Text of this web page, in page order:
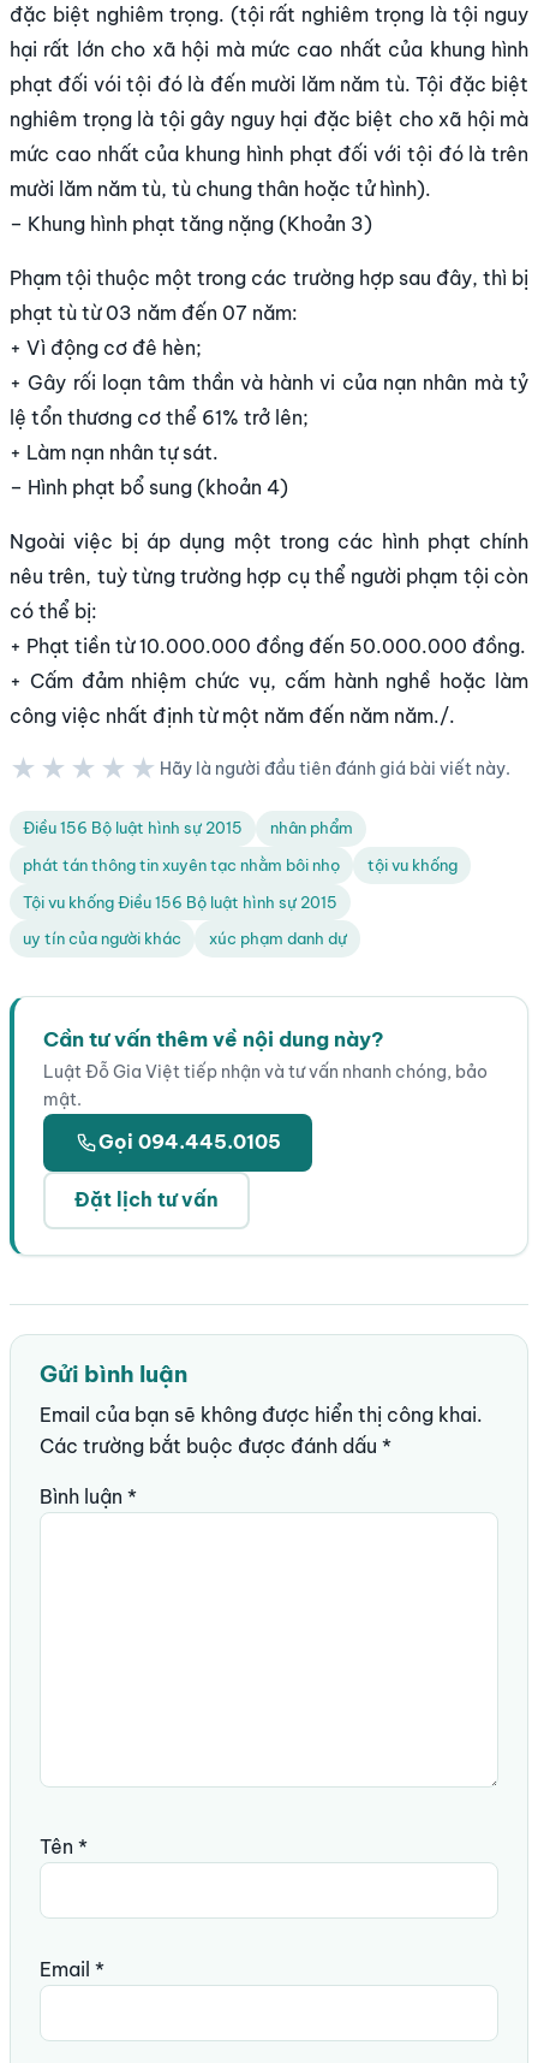
đặc biệt nghiêm trọng. (tội rất nghiêm trọng là tội nguy
hại rất lớn cho xã hội mà mức cao nhất của khung hình
phạt đối vói tội đó là đến mười lăm năm tù. Tội đặc biệt
nghiêm trọng là tội gây nguy hại đặc biệt cho xã hội mà
mức cao nhất của khung hình phạt đối với tội đó là trên
mười lăm năm tù, tù chung thân hoặc tử hình).
– Khung hình phạt tăng nặng (Khoản 3)
Phạm tội thuộc một trong các trường hợp sau đây, thì bị
phạt tù từ 03 năm đến 07 năm:
+ Vì động cơ đê hèn;
+ Gây rối loạn tâm thần và hành vi của nạn nhân mà tỷ
lệ tổn thương cơ thể 61% trở lên;
+ Làm nạn nhân tự sát.
– Hình phạt bổ sung (khoản 4)
Ngoài việc bị áp dụng một trong các hình phạt chính
nêu trên, tuỳ từng trường hợp cụ thể người phạm tội còn
có thể bị:
+ Phạt tiền từ 10.000.000 đồng đến 50.000.000 đồng.
+ Cấm đảm nhiệm chức vụ, cấm hành nghề hoặc làm
công việc nhất định từ một năm đến năm năm./.
★★★★★ Hãy là người đầu tiên đánh giá bài viết này.
Điều 156 Bộ luật hình sự 2015
nhân phẩm
phát tán thông tin xuyên tạc nhằm bôi nhọ
tội vu khống
Tội vu khống Điều 156 Bộ luật hình sự 2015
uy tín của người khác
xúc phạm danh dự
Cần tư vấn thêm về nội dung này?
Luật Đỗ Gia Việt tiếp nhận và tư vấn nhanh chóng, bảo
mật.
Gọi 094.445.0105
Đặt lịch tư vấn
Gửi bình luận
Email của bạn sẽ không được hiển thị công khai.
Các trường bắt buộc được đánh dấu *
Bình luận *
Tên *
Email *